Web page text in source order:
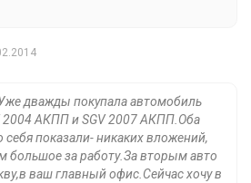
дважды покупала автомобиль
2004 АКПП и SGV 2007 АКПП.Оба
показали- никаких вложений,
большое за работу.За вторым авто
ваш главный офис.Сейчас хочу в